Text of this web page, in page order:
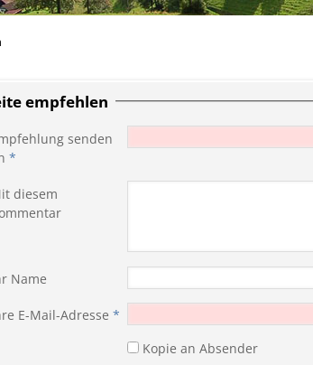
empfehlen
senden
*
diesem
Name
E-Mail-Adresse *
Kopie an Absender